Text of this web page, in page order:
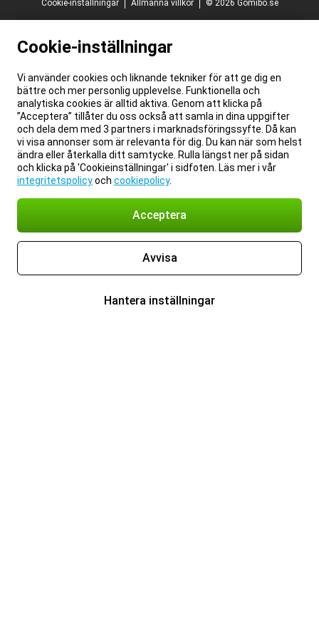
Cookie-inställningar
Allmänna villkor © 2026 Gomibo.se
Cookie-inställningar
Vi använder cookies och liknande tekniker för att ge dig en
bättre och mer personlig upplevelse. Funktionella och
analytiska cookies är alltid aktiva. Genom att klicka på
”Acceptera” tillåter du oss också att samla in dina uppgifter
och dela dem med 3 partners i marknadsföringssyfte. Då kan
vi visa annonser som är relevanta för dig. Du kan när som helst
ändra eller återkalla ditt samtycke. Rulla längst ner på sidan
och klicka på 'Cookieinställningar' i sidfoten. Läs mer i vår
integritetspolicyoch cookiepolicy.
Acceptera
Avvisa
Hantera inställningar